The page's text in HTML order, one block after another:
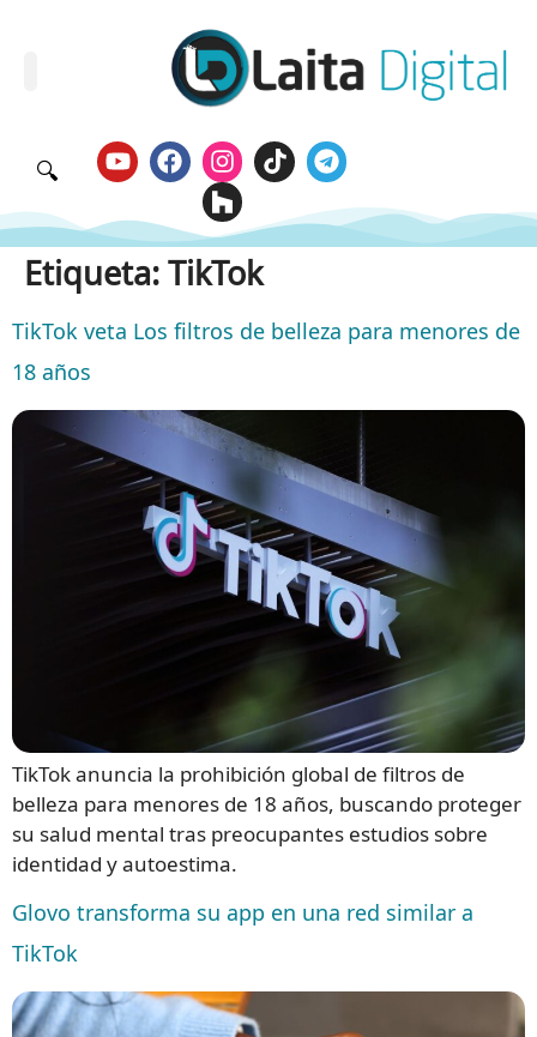
🔍
Etiqueta:TikTok
TikTok veta Los filtros de belleza para menores de
18 años
TikTok anuncia la prohibición global de filtros de
belleza para menores de 18 años, buscando proteger
su salud mental tras preocupantes estudios sobre
identidad y autoestima.
Glovo transforma su app en una red similar a
TikTok